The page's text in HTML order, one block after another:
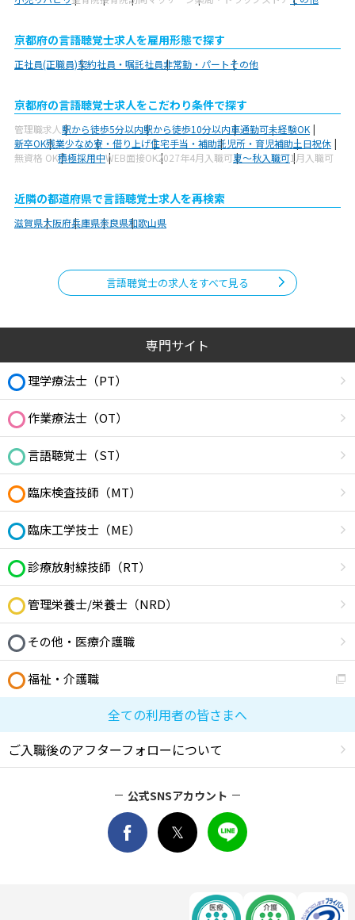
京都府の言語聴覚士求人を雇用形態で探す
正社員(正職員)契約社員・嘱託社員非常勤・パートその他
京都府の言語聴覚士求人をこだわり条件で探す
管理職求人駅から徒歩5分以内駅から徒歩10分以内車通勤可未経験OK
新卒OK残業少なめ寮・借り上げ住宅手当・補助託児所・育児補助土日祝休
無資格 OK積極採用中WEB面接OK2027年4月入職可夏～秋入職可1月入職可
近隣の都道府県で言語聴覚士求人を再検索
滋賀県大阪府兵庫県奈良県和歌山県
言語聴覚士の求人をすべて見る
専門サイト
理学療法士（PT）
作業療法士（OT）
言語聴覚士（ST）
臨床検査技師（MT）
臨床工学技士（ME）
診療放射線技師（RT）
管理栄養士/栄養士（NRD）
その他・医療介護職
福祉・介護職
全ての利用者の皆さまへ
ご入職後のアフターフォローについて
公式SNSアカウント